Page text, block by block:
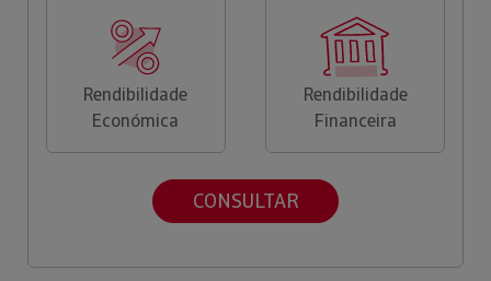
Rendibilidade
Económica
Rendibilidade
Financeira
CONSULTAR